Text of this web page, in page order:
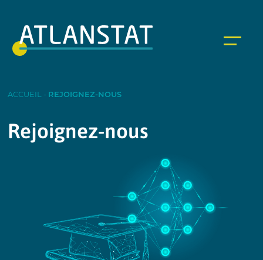
ACCUEIL - REJOIGNEZ-NOUS
Rejoignez-nous